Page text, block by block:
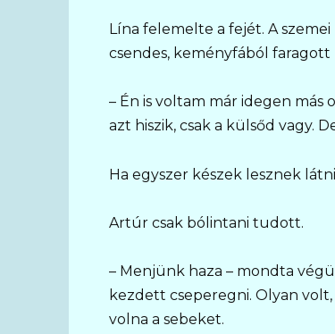
Lína felemelte a fejét. A
csendes, keményfából faragott
– Én is voltam már idegen más
azt hiszik, csak a külsőd vagy.
Ha egyszer készek lesznek
Artúr csak bólintani tudott.
– Menjünk haza – mondta
kezdett cseperegni. Olyan
volna a sebeket.